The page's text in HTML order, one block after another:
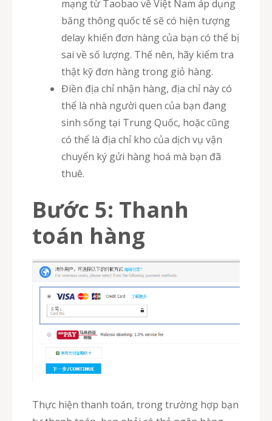
mạng từ Taobao về Việt Nam áp dụng
băng thông quốc tế sẽ có hiện tượng
delay khiến đơn hàng của bạn có thể bị
sai về số lượng. Thế nên, hãy kiểm tra
thật kỹ đơn hàng trong giỏ hàng.
Điền địa chỉ nhận hàng, địa chỉ này có
thể là nhà người quen của bạn đang
sinh sống tại Trung Quốc, hoặc cũng
có thể là địa chỉ kho của dịch vụ vận
chuyển ký gửi hàng hoá mà bạn đã
thuê.
Bước 5: Thanh
toán hàng
Thực hiện thanh toán, trong trường hợp bạn